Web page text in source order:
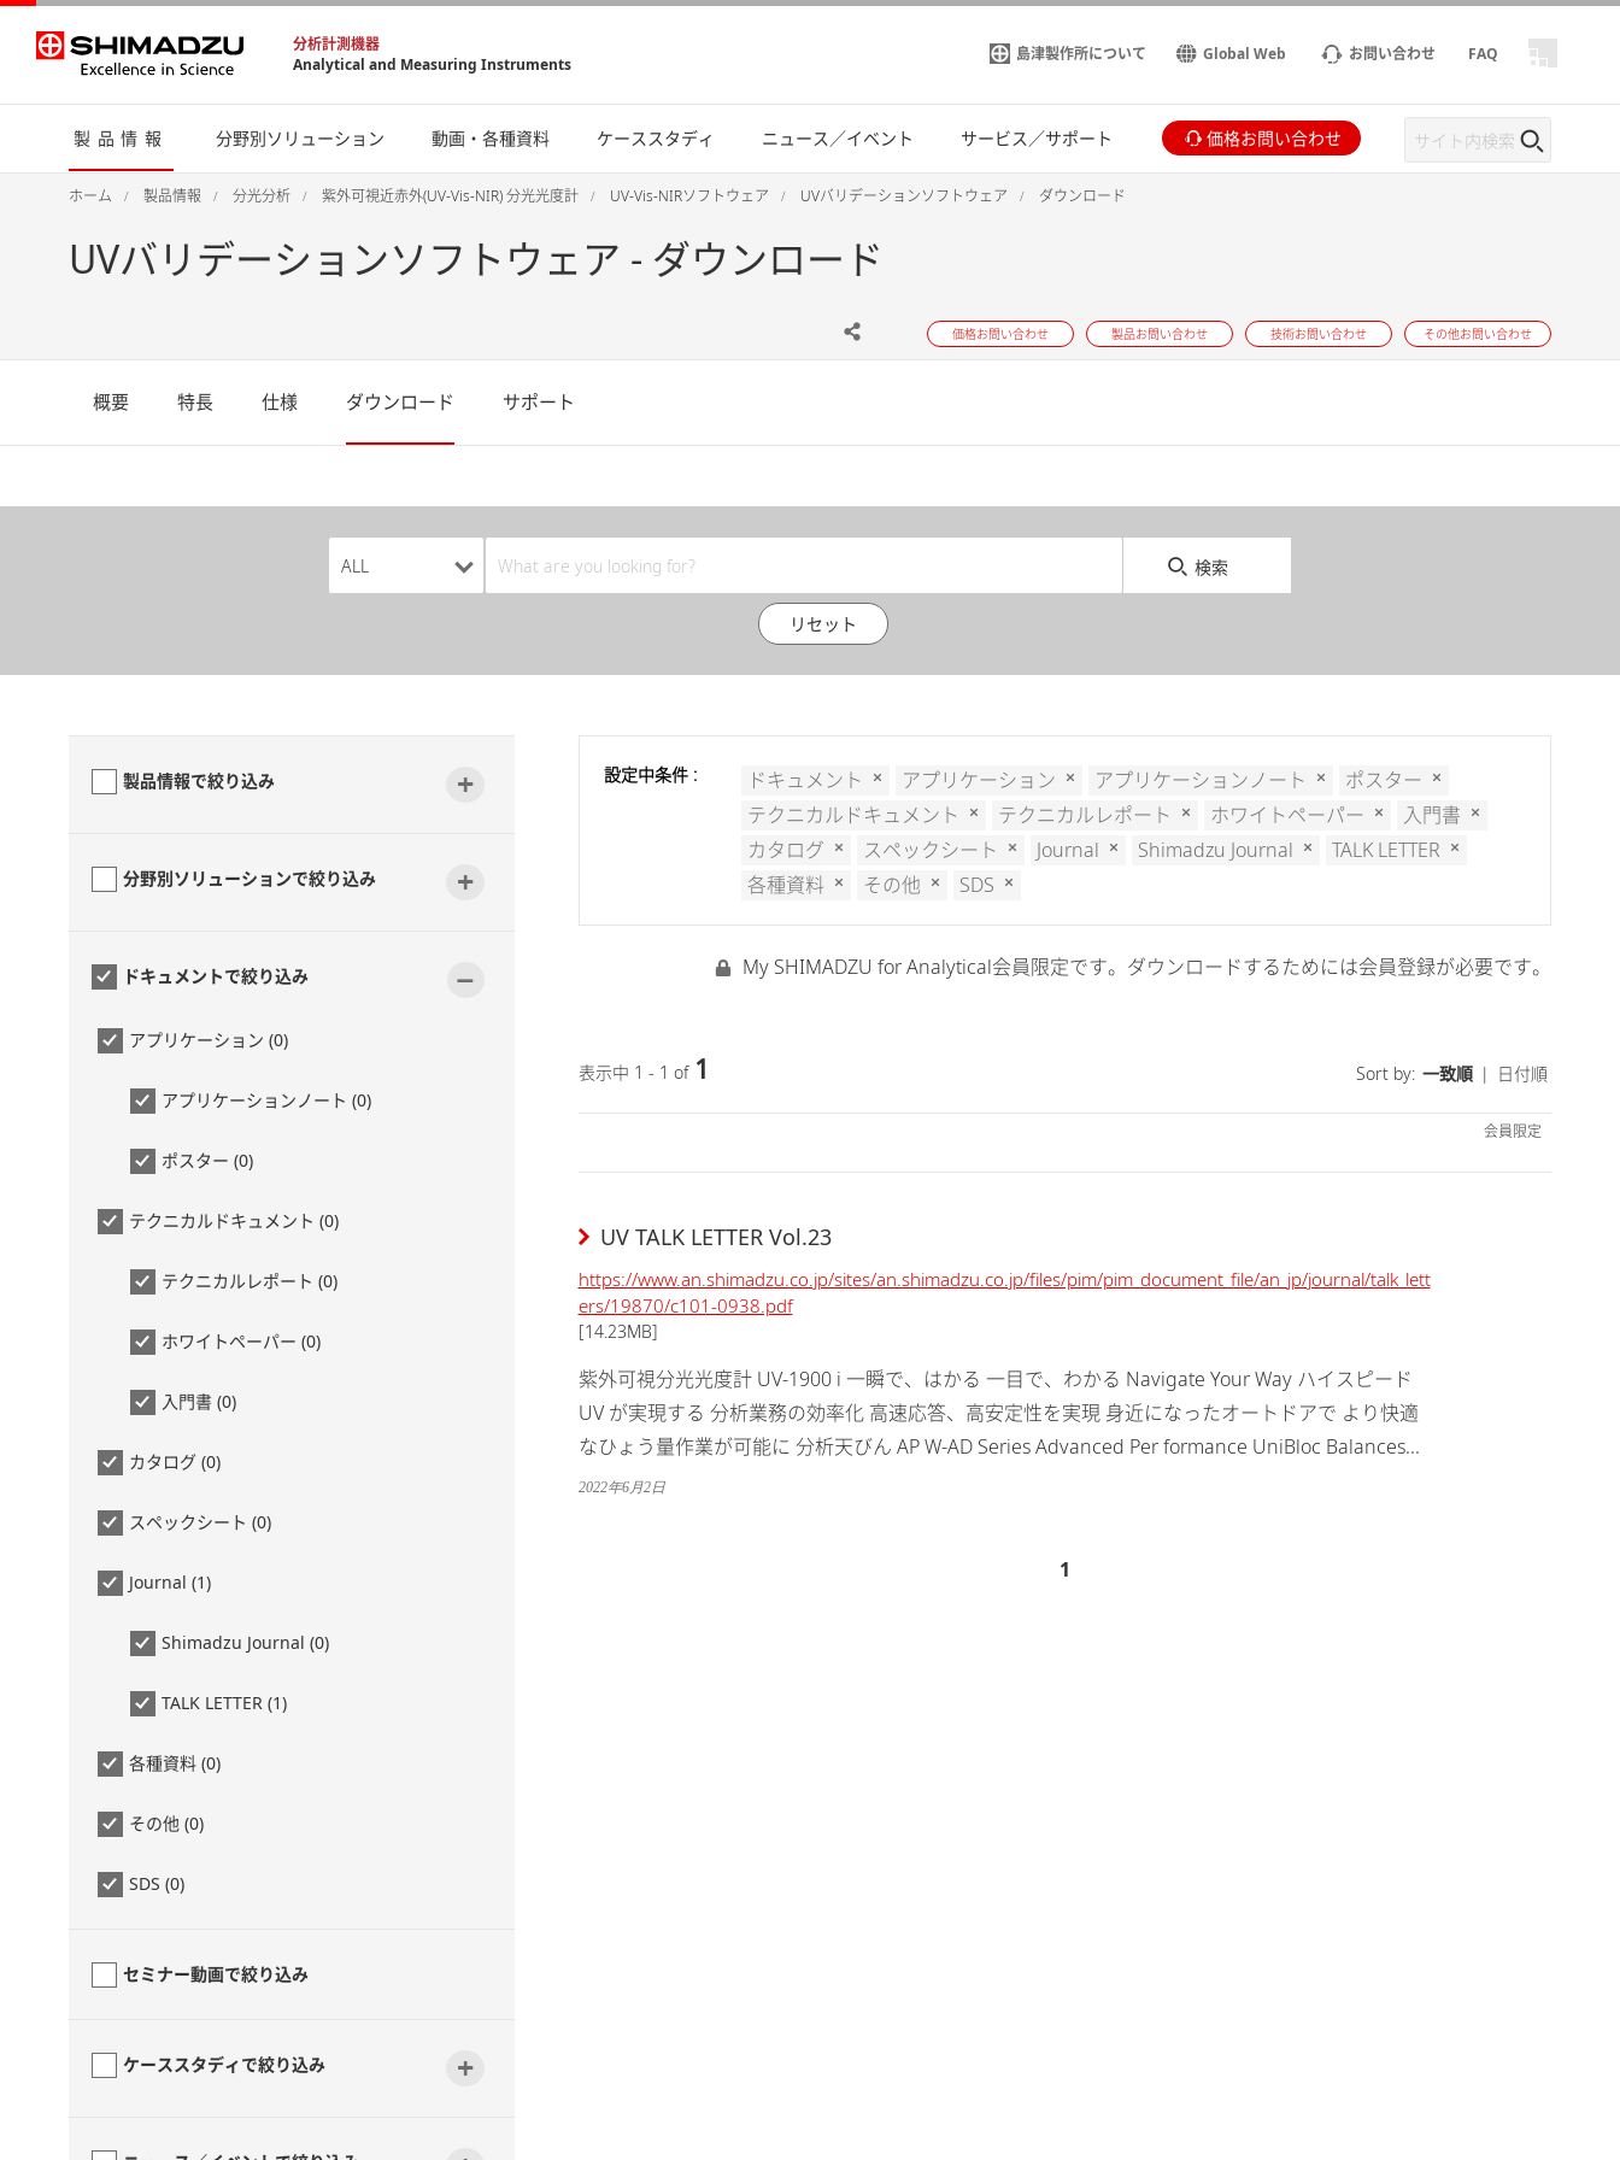
分析計測機器
Analytical and Measuring Instruments
島津製作所について Global Web お問い合わせ FAQ
製品情報 分野別ソリューション 動画・各種資料 ケーススタディ ニュース／イベント サービス／サポート 価格お問い合わせ
ホーム 製品情報 分光分析 紫外可視近赤外(UV-Vis-NIR) 分光光度計 UV-Vis-NIRソフトウェア UVバリデーションソフトウェア ダウンロード
UVバリデーションソフトウェア - ダウンロード
価格お問い合わせ 製品お問い合わせ 技術お問い合わせ その他お問い合わせ
概要 特長 仕様 ダウンロード サポート
検索
リセット
製品情報で絞り込み +
分野別ソリューションで絞り込み +
ドキュメントで絞り込み -
アプリケーション (0)
アプリケーションノート (0)
ポスター (0)
テクニカルドキュメント (0)
テクニカルレポート (0)
ホワイトペーパー (0)
入門書 (0)
カタログ (0)
スペックシート (0)
Journal (1)
Shimadzu Journal (0)
TALK LETTER (1)
各種資料 (0)
その他 (0)
SDS (0)
セミナー動画で絞り込み
ケーススタディで絞り込み +
設定中条件 : ドキュメント アプリケーション アプリケーションノート
ポスター
テクニカルドキュメント
テクニカルレポート ホワイトペーパー
入門書
カタログ
スペックシート Journal Shimadzu Journal
TALK LETTER
各種資料
その他 SDS
My SHIMADZU for Analytical会員限定です。ダウンロードするためには会員登録が必要です。
表示中 1 - 1 of 1 Sort by: 一致順 | 日付順
会員限定
UV TALK LETTER Vol.23
https://www.an.shimadzu.co.jp/sites/an.shimadzu.co.jp/files/pim/pim_document_file/an_jp/journal/talk_lett
ers/19870/c101-0938.pdf
[14.23MB]
紫外可視分光光度計 UV-1900 i 一瞬で、はかる 一目で、わかる Navigate Your Way ハイスピード
UV が実現する 分析業務の効率化 高速応答、高安定性を実現 身近になったオートドアで より快適
なひょう量作業が可能に 分析天びん AP W-AD Series Advanced Per formance UniBloc Balances...
2022年6月2日
1